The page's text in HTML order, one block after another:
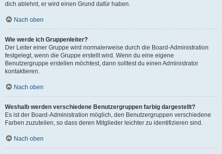
dich ablehnt, er wird einen Grund dafür haben.
Nach oben
Wie werde ich Gruppenleiter?
Der Leiter einer Gruppe wird normalerweise durch die Board-Administration
festgelegt, wenn die Gruppe erstellt wird. Wenn du eine eigene
Benutzergruppe erstellen möchtest, dann solltest du einen Administrator
kontaktieren.
Nach oben
Weshalb werden verschiedene Benutzergruppen farbig dargestellt?
Es ist der Board-Administration möglich, den Benutzergruppen verschiedene
Farben zuzuteilen, so dass deren Mitglieder leichter zu identifizieren sind.
Nach oben